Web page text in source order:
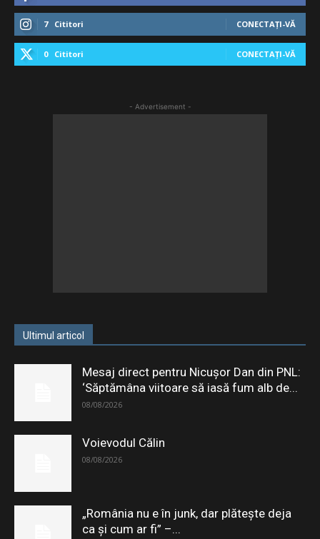
7 Cititori CONECTAȚI-VĂ
0 Cititori CONECTAȚI-VĂ
- Advertisement -
Ultimul articol
Mesaj direct pentru Nicușor Dan din PNL:
‘Săptămâna viitoare să iasă fum alb de...
08/08/2026
Voievodul Călin
08/08/2026
„România nu e în junk, dar plătește deja
ca și cum ar fi” –...